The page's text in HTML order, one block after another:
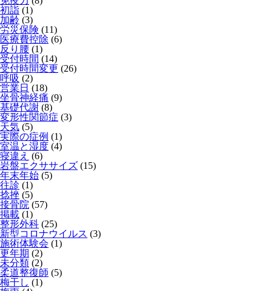
初詣 (1)
加齢 (3)
労災保険 (11)
医療費控除 (6)
反り腰 (1)
受付時間 (14)
受付時間変更 (26)
呼吸 (2)
営業日 (18)
坐骨神経痛 (9)
基礎代謝 (8)
変形性関節症 (3)
天気 (5)
実際の症例 (1)
室温と湿度 (4)
寝違え (6)
岩盤エクササイズ (15)
年末年始 (5)
往診 (1)
捻挫 (5)
接骨院 (57)
掲載 (1)
整形外科 (25)
新型コロナウイルス (3)
施術体験会 (1)
更年期 (2)
未分類 (2)
柔道整復師 (5)
梅干し (1)